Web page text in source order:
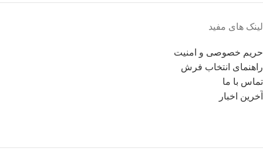
لینک های مفید
حریم خصوصی و امنیت
راهنمای انتخاب فرش
تماس با ما
آخرین اخبار